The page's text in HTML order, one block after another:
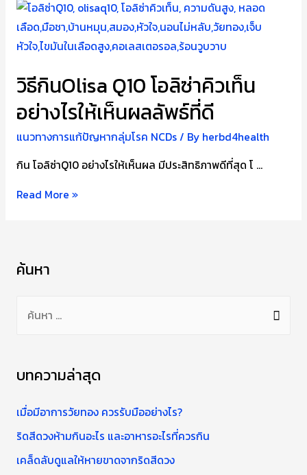
วัย
ทอง
ควร
อย่างไร?
วิธีกินOlisa Q10 โอลิซ่าคิวเท็น
อย่างไรให้เห็นผลลัพธ์ที่ดี
แนวทางการแก้ปัญหากลุ่มโรค NCDs/ By herbd4health
กิน โอลิซ่าQ10 อย่างไรให้เห็นผล มีประสิทธิภาพดีที่สุด โ …
วิธี
ลิ
ผลลัพธ์
ดี
Read More »
ค้นหา
า
ห
รั
บ
บทความล่าสุด
เมื่อมีอาการวัยทอง ควรรับมืออย่างไร?
ริดสีดวงห้ามกินอะไร และอาหารอะไรที่ควรกิน
เคล็ดลับดูแลให้หายขาดจากริดสีดวง